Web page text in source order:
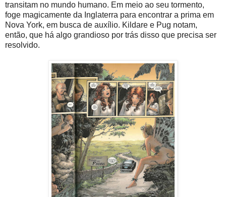
transitam no mundo humano. Em meio ao seu tormento,
foge magicamente da Inglaterra para encontrar a prima em
Nova York, em busca de auxílio. Kildare e Pug notam,
então, que há algo grandioso por trás disso que precisa ser
resolvido.